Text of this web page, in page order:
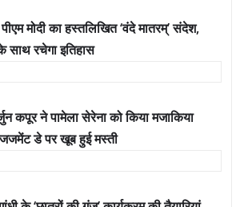
मोदी का हस्तलिखित ‘वंदे मातरम्’ संदेश,
साथ रचेगा इतिहास
कपूर ने पामेला सेरेना को किया मजाकिया
डे पर खूब हुई मस्ती